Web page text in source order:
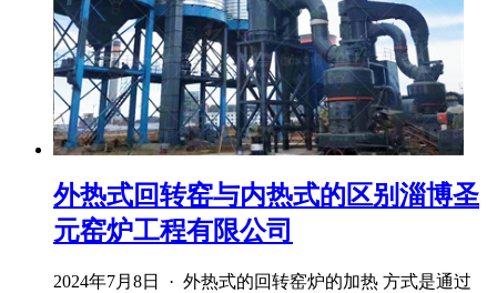
外热式回转窑与内热式的区别淄博圣
元窑炉工程有限公司
2024年7月8日 · 外热式的回转窑炉的加热 方式是通过